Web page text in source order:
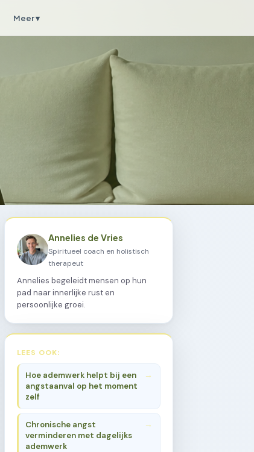
Meer ▾
Annelies de Vries
Spiritueel coach en holistisch
therapeut
Annelies begeleidt mensen op hun
pad naar innerlijke rust en
persoonlijke groei.
LEES OOK:
Hoe ademwerk helpt bij een
angstaanval op het moment
zelf
Chronische angst
verminderen met dagelijks
ademwerk